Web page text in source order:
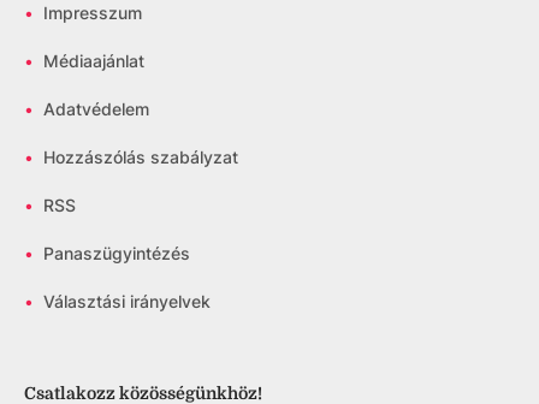
• Impresszum
• Médiaajánlat
• Adatvédelem
• Hozzászólás szabályzat
• RSS
• Panaszügyintézés
• Választási irányelvek
Csatlakozz közösségünkhöz!